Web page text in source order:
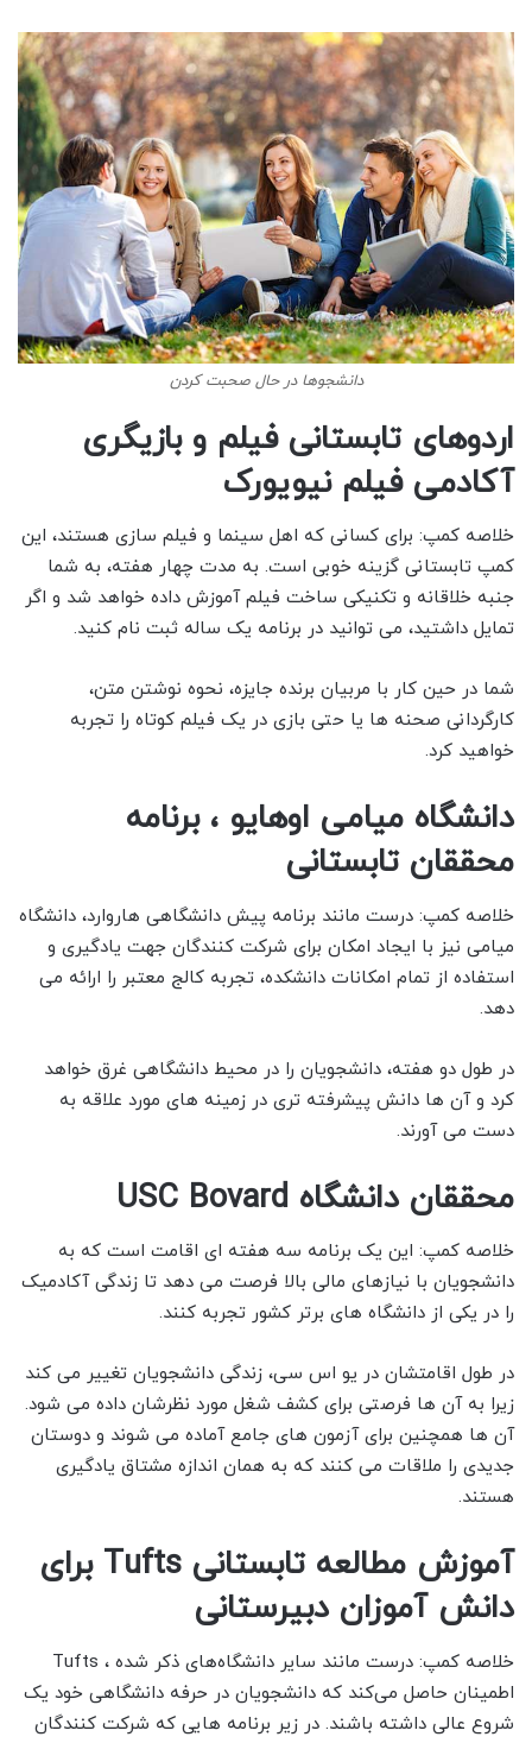
دانشجوها در حال صحبت کردن
اردوهای تابستانی فیلم و بازیگری
آکادمی فیلم نیویورک
خلاصه کمپ: برای کسانی که اهل سینما و فیلم سازی هستند، این
کمپ تابستانی گزینه خوبی است. به مدت چهار هفته، به شما
جنبه خلاقانه و تکنیکی ساخت فیلم آموزش داده خواهد شد و اگر
تمایل داشتید، می توانید در برنامه یک ساله ثبت نام کنید.
شما در حین کار با مربیان برنده جایزه، نحوه نوشتن متن،
کارگردانی صحنه ها یا حتی بازی در یک فیلم کوتاه را تجربه
خواهید کرد.
دانشگاه میامی اوهایو ، برنامه
محققان تابستانی
خلاصه کمپ: درست مانند برنامه پیش دانشگاهی هاروارد، دانشگاه
میامی نیز با ایجاد امکان برای شرکت کنندگان جهت یادگیری و
استفاده از تمام امکانات دانشکده، تجربه کالج معتبر را ارائه می
دهد.
در طول دو هفته، دانشجویان را در محیط دانشگاهی غرق خواهد
کرد و آن ها دانش پیشرفته تری در زمینه های مورد علاقه به
دست می آورند.
محققان دانشگاه USC Bovard
خلاصه کمپ: این یک برنامه سه هفته ای اقامت است که به
دانشجویان با نیازهای مالی بالا فرصت می دهد تا زندگی آکادمیک
را در یکی از دانشگاه های برتر کشور تجربه کنند.
در طول اقامتشان در یو اس سی، زندگی دانشجویان تغییر می کند
زیرا به آن ها فرصتی برای کشف شغل مورد نظرشان داده می شود.
آن ها همچنین برای آزمون های جامع آماده می شوند و دوستان
جدیدی را ملاقات می کنند که به همان اندازه مشتاق یادگیری
هستند.
آموزش مطالعه تابستانی Tufts برای
دانش آموزان دبیرستانی
خلاصه کمپ: درست مانند سایر دانشگاه‌های ذکر شده ، Tufts
اطمینان حاصل می‌کند که دانشجویان در حرفه دانشگاهی خود یک
شروع عالی داشته باشند. در زیر برنامه هایی که شرکت کنندگان